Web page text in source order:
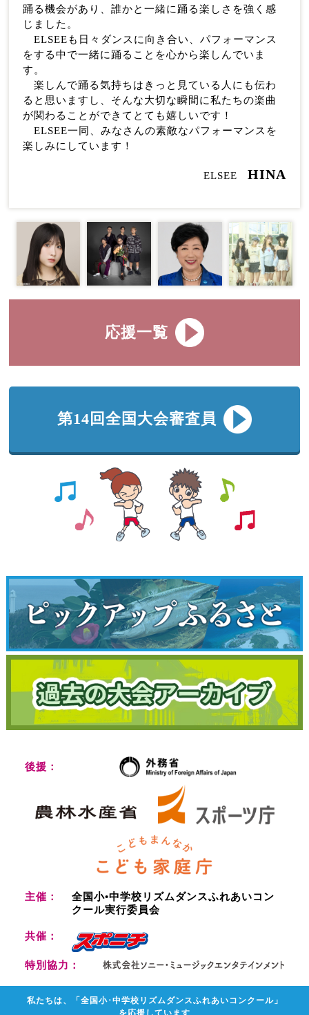
踊る機会があり、誰かと一緒に踊る楽しさを強く感
じました。
ELSEEも日々ダンスに向き合い、パフォーマンス
をする中で一緒に踊ることを心から楽しんでいま
す。
楽しんで踊る気持ちはきっと見ている人にも伝わ
ると思いますし、そんな大切な瞬間に私たちの楽曲
が関わることができてとても嬉しいです！
ELSEE一同、みなさんの素敵なパフォーマンスを
楽しみにしています！
ELSEE HINA
応援一覧
第14回全国大会審査員
後援：
主催：
全国小•中学校リズムダンスふれあいコン
クール実行委員会
共催：
特別協力：
私たちは、「全国小･中学校リズムダンスふれあいコンクール」